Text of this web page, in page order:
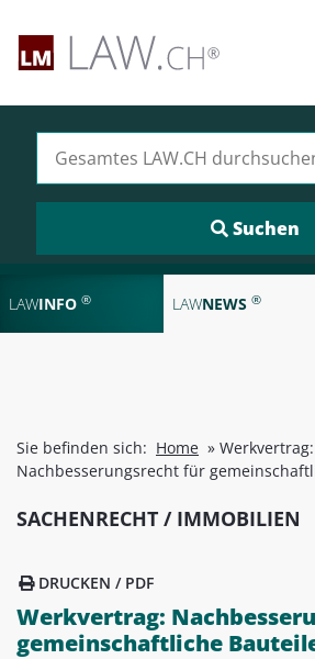
LAWINFO ® LAWNEWS ®
Sie befinden sich: Home » Werkvertrag:
Nachbesserungsrecht für
SACHENRECHT / IMMOBILIEN
DRUCKEN / PDF
Werkvertrag:
gemeinschaftliche